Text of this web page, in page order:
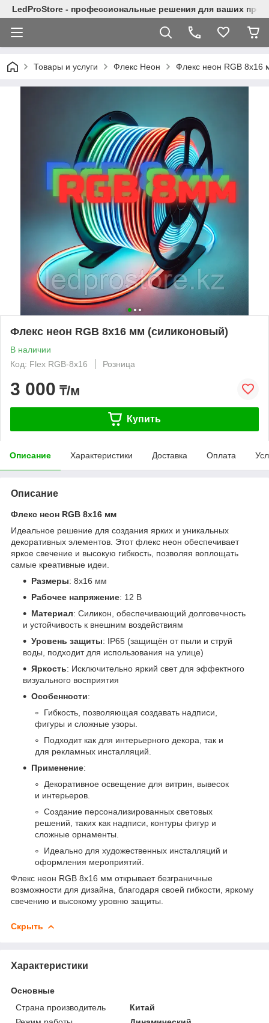
LedProStore - профессиональные решения для ваших
Товары и услуги Флекс Неон Флекс неон RGB 8x16
Флекс неон RGB 8x16 мм (силиконовый)
В наличии
Код: Flex RGB-8x16
Розница
3 000 ₸/м
Купить
Описание Характеристики Доставка Оплата
Описание
Флекс неон RGB 8x16 мм
Идеальное решение для создания ярких и уникальных
декоративных элементов. Этот флекс неон обеспечивает
яркое свечение и высокую гибкость, позволяя воплощать
самые креативные идеи.
Размеры: 8x16 мм
Рабочее напряжение: 12 В
Материал: Силикон, обеспечивающий долговечность
и устойчивость к внешним воздействиям
Уровень защиты: IP65 (защищён от пыли и струй
воды, подходит для использования на улице)
Яркость: Исключительно яркий свет для эффектного
визуального восприятия
Особенности:
Гибкость, позволяющая создавать надписи,
фигуры и сложные узоры.
Подходит как для интерьерного декора, так и
для рекламных инсталляций.
Применение:
Декоративное освещение для витрин, вывесок
и интерьеров.
Создание персонализированных световых
решений, таких как надписи, контуры фигур и
сложные орнаменты.
Идеально для художественных инсталляций и
оформления мероприятий.
Флекс неон RGB 8x16 мм открывает безграничные
возможности для дизайна, благодаря своей гибкости, яркому
свечению и высокому уровню защиты.
Скрыть
Характеристики
Основные
Страна производитель
Китай